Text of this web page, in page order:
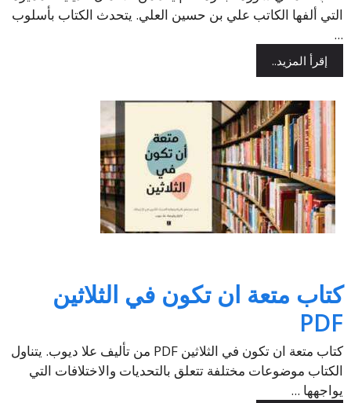
التي ألفها الكاتب علي بن حسين العلي. يتحدث الكتاب بأسلوب
...
إقرأ المزيد..
كتاب متعة ان تكون في الثلاثين
PDF
كتاب متعة ان تكون في الثلاثين PDF من تأليف علا ديوب. يتناول
الكتاب موضوعات مختلفة تتعلق بالتحديات والاختلافات التي
يواجهها ...